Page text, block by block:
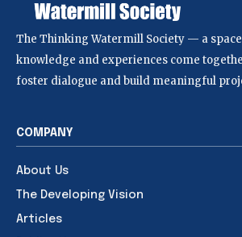
The Thinking Watermill Society — a
knowledge and experiences come
foster dialogue and build meaningful
COMPANY
About Us
The Developing Vision
Articles